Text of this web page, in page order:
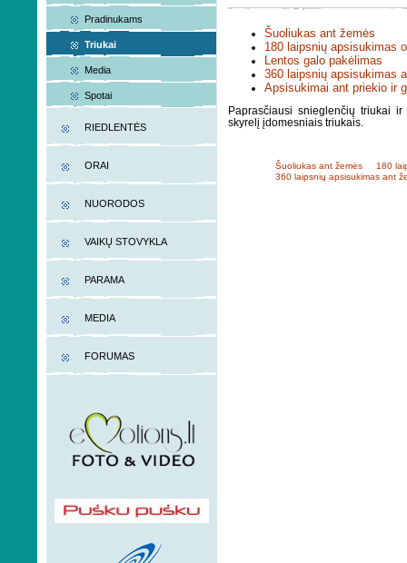
Šuoliukas ant žemės
180 laipsnių apsisukimas
Lentos galo pakėlimas
360 laipsnių apsisukimas
Apsisukimai ant priekio ir
Paprasčiausi snieglenčių triukai
skyrelį įdomesniais triukais.
Šuoliukas ant žemės
180
360 laipsnių apsisukimas ant
Pradinukams
Triukai
Media
Spotai
RIEDLENTĖS
ORAI
NUORODOS
VAIKŲ STOVYKLA
PARAMA
MEDIA
FORUMAS